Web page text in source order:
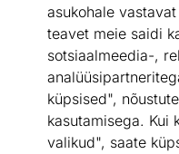
asukohale
teavet meie saidi
sotsiaalmeedia-,
küpsised",
kasutamisega. Kui
valikud", saate